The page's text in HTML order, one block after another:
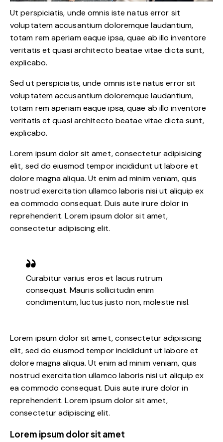
Ut perspiciatis, unde omnis iste natus error sit
voluptatem accusantium doloremque laudantium,
totam rem aperiam eaque ipsa, quae ab illo inventore
veritatis et quasi architecto beatae vitae dicta sunt,
explicabo.
Sed ut perspiciatis, unde omnis iste natus error sit
voluptatem accusantium doloremque laudantium,
totam rem aperiam eaque ipsa, quae ab illo inventore
veritatis et quasi architecto beatae vitae dicta sunt,
explicabo.
Lorem ipsum dolor sit amet, consectetur adipisicing
elit, sed do eiusmod tempor incididunt ut labore et
dolore magna aliqua. Ut enim ad minim veniam, quis
nostrud exercitation ullamco laboris nisi ut aliquip ex
ea commodo consequat. Duis aute irure dolor in
reprehenderit. Lorem ipsum dolor sit amet,
consectetur adipiscing elit.
Curabitur varius eros et lacus rutrum
consequat. Mauris sollicitudin enim
condimentum, luctus justo non, molestie nisl.
Lorem ipsum dolor sit amet, consectetur adipisicing
elit, sed do eiusmod tempor incididunt ut labore et
dolore magna aliqua. Ut enim ad minim veniam, quis
nostrud exercitation ullamco laboris nisi ut aliquip ex
ea commodo consequat. Duis aute irure dolor in
reprehenderit. Lorem ipsum dolor sit amet,
consectetur adipiscing elit.
Lorem ipsum dolor sit amet